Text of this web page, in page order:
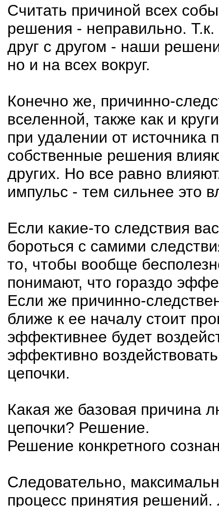
Считать причиной всех
решения - неправильно.
друг с другом - наши
но и на всех вокруг.
Конечно же, причинно-
вселенной, также как и
при удалении от
собственные решения
других. Но все равно
импульс - тем сильнее это
Если какие-то следствия
бороться с самими
то, чтобы вообще
понимают, что гораздо
Если же причинно-
ближе к ее началу стоит
эффективнее будет
эффективно
цепочки.
Какая же базовая причина
цепочки? Решение.
Решение конкретного
Следовательно,
процесс принятия